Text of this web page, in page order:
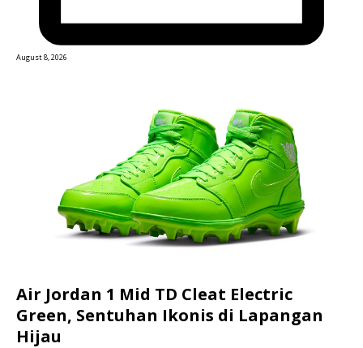
August 8, 2026
Air Jordan 1 Mid TD Cleat Electric
Green, Sentuhan Ikonis di Lapangan
Hijau